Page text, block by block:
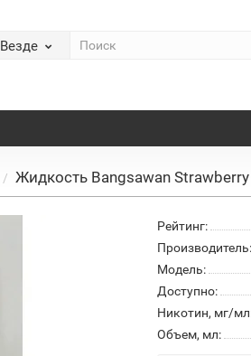
Везде
Жидкость Bangsawan
Рейтинг:
Производитель:
Модель:
Доступно:
Никотин, мг/
Объем, мл: